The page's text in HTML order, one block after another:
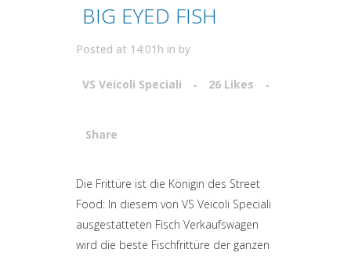
BIG EYED FISH
Posted at 14:01h in by
VS Veicoli Speciali 26 Likes
Share
Attiva comando
Die Frittüre ist die Königin des Street
Food: In diesem von VS Veicoli Speciali
ausgestatteten Fisch Verkaufswagen
wird die beste Fischfrittüre der ganzen